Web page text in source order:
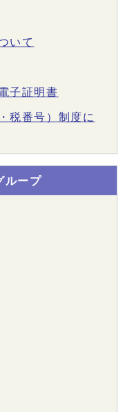
いて
子証明書
税番号）制度に
ループ